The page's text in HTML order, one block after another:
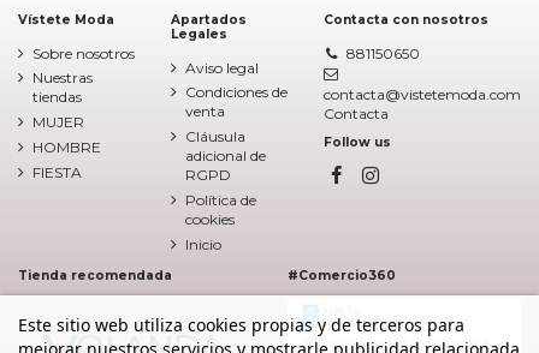
Vístete Moda
Sobre nosotros
Nuestras
tiendas
MUJER
HOMBRE
FIESTA
Apartados
Legales
Aviso legal
Condiciones de
venta
Cláusula
adicional de
RGPD
Política de
cookies
Inicio
Contacta con nosotros
881150650
contacta@vistetemoda.com
Contacta
Follow us
Este sitio web utiliza cookies propias y de terceros para
Tienda recomendada #Comercio360